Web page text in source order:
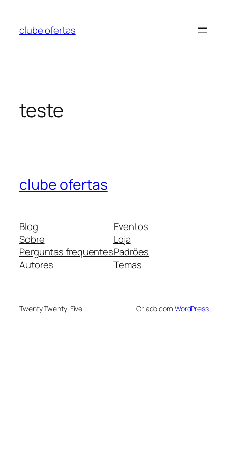
clube ofertas
teste
clube ofertas
Blog
Sobre
Perguntas frequentes
Autores
Eventos
Loja
Padrões
Temas
Twenty Twenty-Five Criado com WordPress